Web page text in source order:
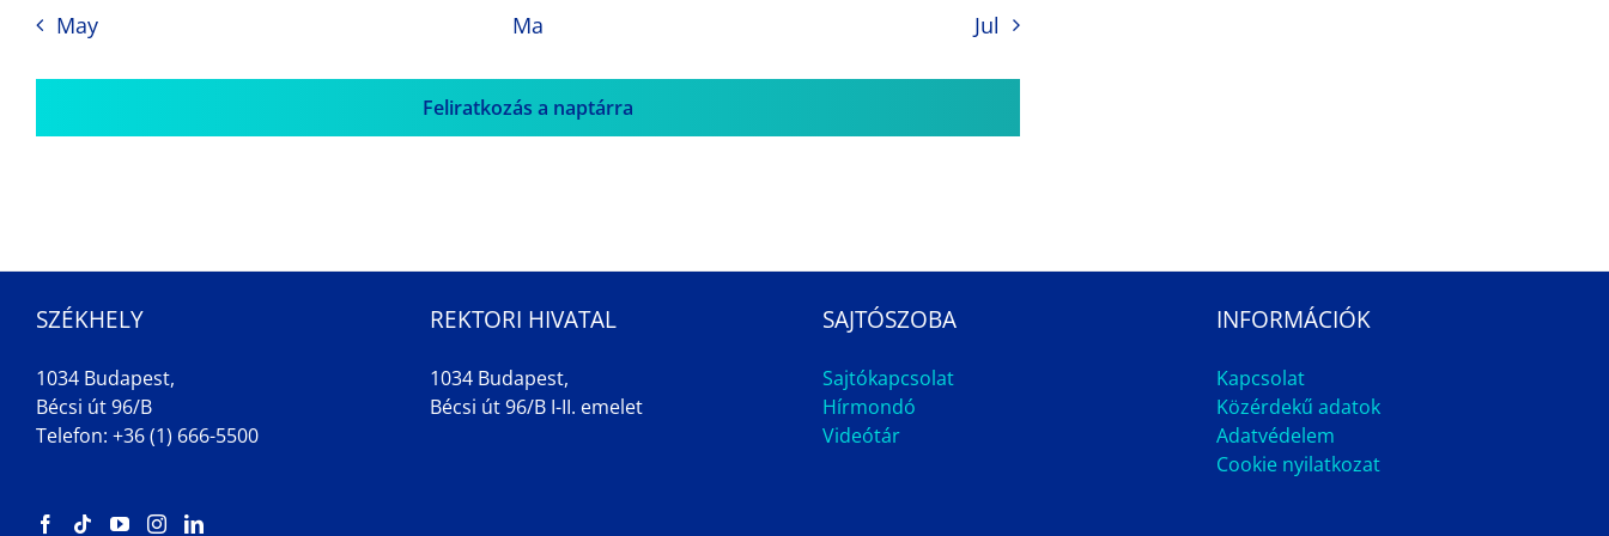
May Ma Jul
Feliratkozás a naptárra
SZÉKHELY
1034 Budapest,
Bécsi út 96/B
Telefon: +36 (1) 666-5500
REKTORI HIVATAL
1034 Budapest,
Bécsi út 96/B I-II. emelet
SAJTÓSZOBA
Sajtókapcsolat
Hírmondó
Videótár
INFORMÁCIÓK
Kapcsolat
Közérdekű adatok
Adatvédelem
Cookie nyilatkozat